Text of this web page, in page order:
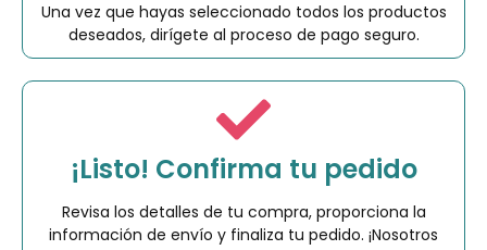
Una vez que hayas seleccionado todos los productos
deseados, dirígete al proceso de pago seguro.
¡Listo! Confirma tu pedido
Revisa los detalles de tu compra, proporciona la
información de envío y finaliza tu pedido. ¡Nosotros